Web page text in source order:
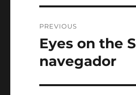
navigation
PREVIOUS
Previous
Eyes on the
navegador